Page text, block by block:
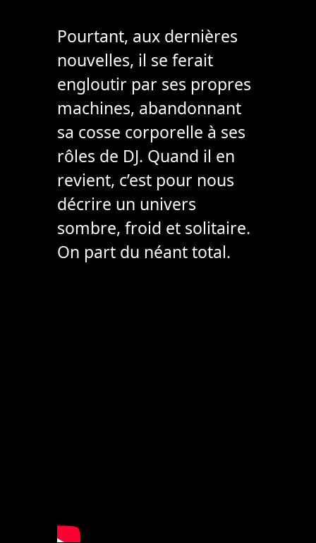
Pourtant, aux dernières
nouvelles, il se ferait
engloutir par ses propres
machines, abandonnant
sa cosse corporelle à ses
rôles de DJ. Quand il en
revient, c’est pour nous
décrire un univers
sombre, froid et solitaire.
On part du néant total.